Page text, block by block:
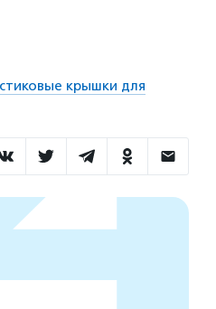
крышки для